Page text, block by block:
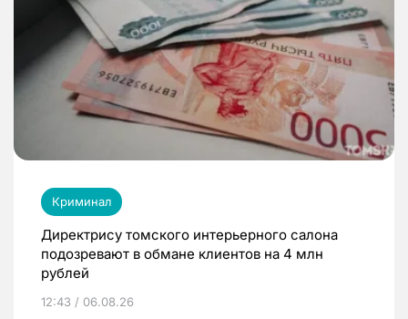
Криминал
Директрису томского интерьерного салона
подозревают в обмане клиентов на 4 млн
рублей
12:43 / 06.08.26